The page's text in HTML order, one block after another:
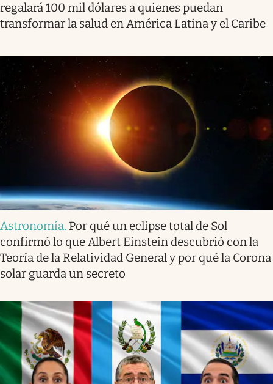
regalará 100 mil dólares a quienes puedan
transformar la salud en América Latina y el Caribe
Astronomía. Por qué un eclipse total de Sol
confirmó lo que Albert Einstein descubrió con la
Teoría de la Relatividad General y por qué la Corona
solar guarda un secreto